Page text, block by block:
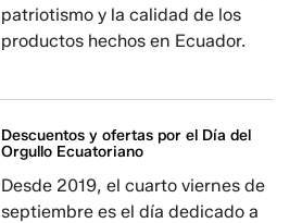
patriotismo y la calidad de los
productos hechos en Ecuador.
Descuentos y ofertas por el Día del
Orgullo Ecuatoriano
Desde 2019, el cuarto viernes de
septiembre es el día dedicado a